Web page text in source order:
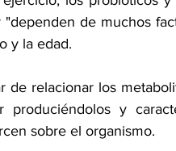
de muchos
y la edad.
de relacionar los
produciéndolos y
sobre el organismo.